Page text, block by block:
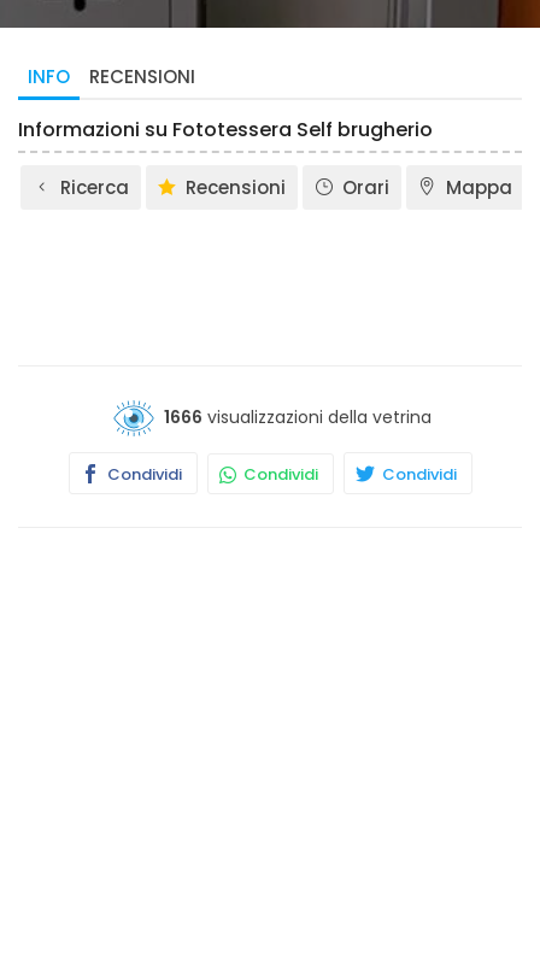
INFO RECENSIONI
Informazioni su Fototessera Self brugherio
Ricerca Recensioni Orari Mappa
1666 visualizzazioni della vetrina
Condividi Condividi Condividi